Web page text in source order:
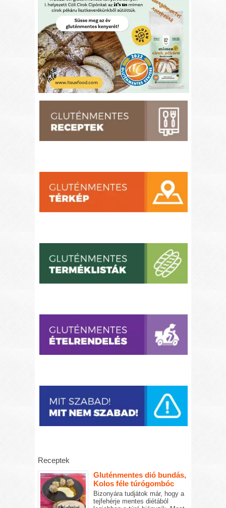
Receptek
Gluténmentes dió bundás,
Kolos féle túrógombóc
Bizonyára tudjátok már, hogy a
tejfehérje mentes diétából